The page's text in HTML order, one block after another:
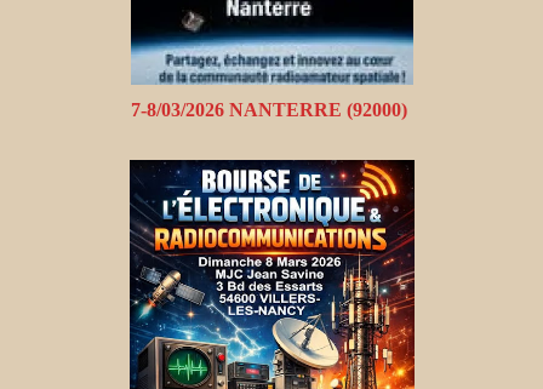
7-8/03/2026 NANTERRE (92000)